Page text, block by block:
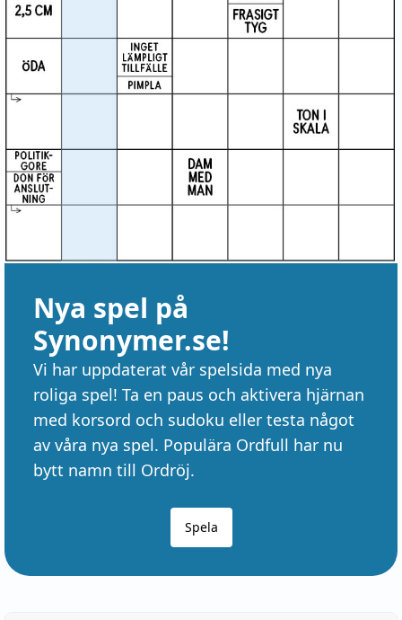
Nya spel på
Synonymer.se!
Vi har uppdaterat vår spelsida med nya
roliga spel! Ta en paus och aktivera hjärnan
med korsord och sudoku eller testa något
av våra nya spel. Populära Ordfull har nu
bytt namn till Ordröj.
Spela